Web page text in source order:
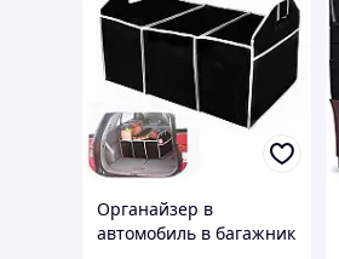
Органайзер в
автомобиль в багажник